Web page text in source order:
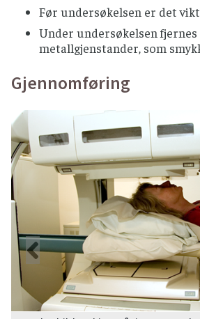
Før undersøkelsen er det
Under undersøkelsen fjernes
metallgjenstander, som
Gjennomføring
Forrige